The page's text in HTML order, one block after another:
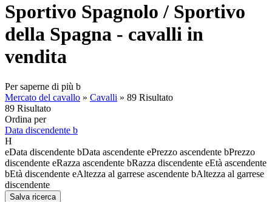
Sportivo Spagnolo / Sportivo
della Spagna - cavalli in
vendita
Per saperne di più b
Mercato del cavallo » Cavalli » 89 Risultato
89 Risultato
Ordina per
Data discendente b
H
eData discendente bData ascendente ePrezzo ascendente bPrezzo
discendente eRazza ascendente bRazza discendente eEtà ascendente
bEtà discendente eAltezza al garrese ascendente bAltezza al garrese
discendente
Salva ricerca